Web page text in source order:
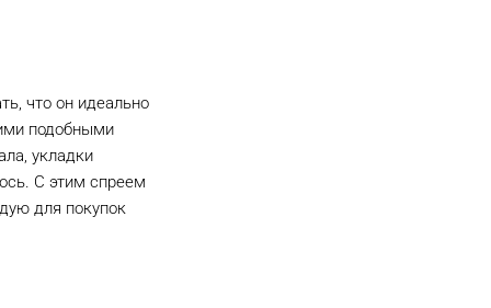
что он идеально
подобными
укладки
С этим спреем
для покупок